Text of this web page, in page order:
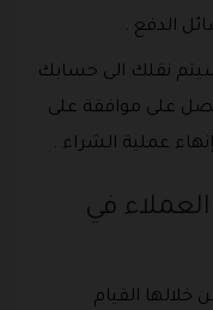
الدفع .
وسيتم نقلك الى حسابك
على موافقة على
عملية الشراء .
في
خلالها القيام